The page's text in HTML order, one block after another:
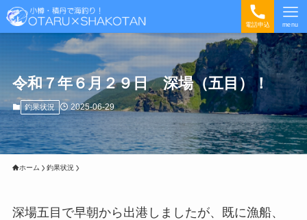
電話申込 menu
令和７年６月２９日 深場（五目）！
釣果状況 2025-06-29
ホーム 釣果状況
深場五目で早朝から出港しましたが、既に漁船、